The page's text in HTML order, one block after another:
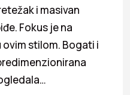
i masivan
Fokus je na
stilom. Bogati i